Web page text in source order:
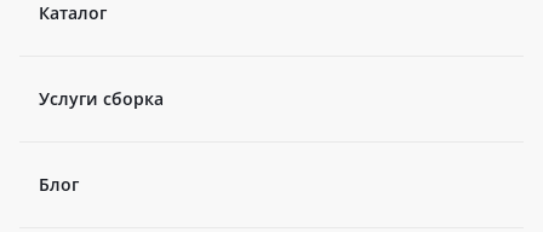
Каталог
Услуги сборка
Блог